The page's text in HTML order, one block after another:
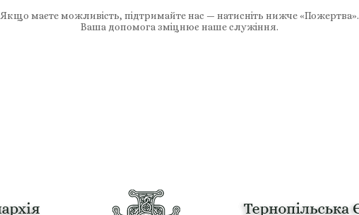
Якщо маєте можливість, підтримайте нас — натисніть нижче «Пожертва».
Ваша допомога зміцнює наше служіння.